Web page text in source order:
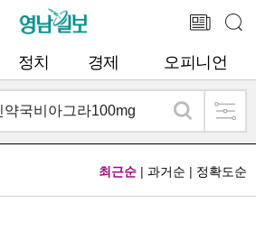
정치 경제 오피니언